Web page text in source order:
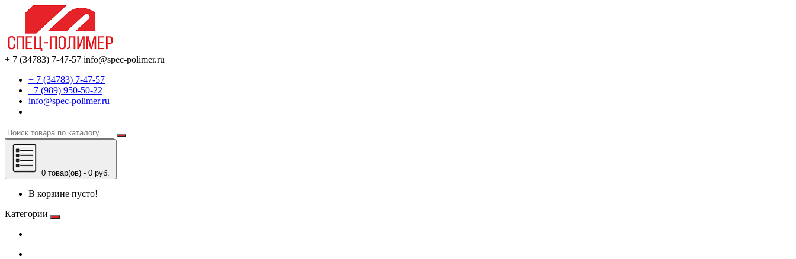
+ 7 (34783) 7-47-57 info@spec-polimer.ru
+ 7 (34783) 7-47-57
+7 (989) 950-50-22
info@spec-polimer.ru
0 товар(ов) - 0 руб.
В корзине пусто!
Категории